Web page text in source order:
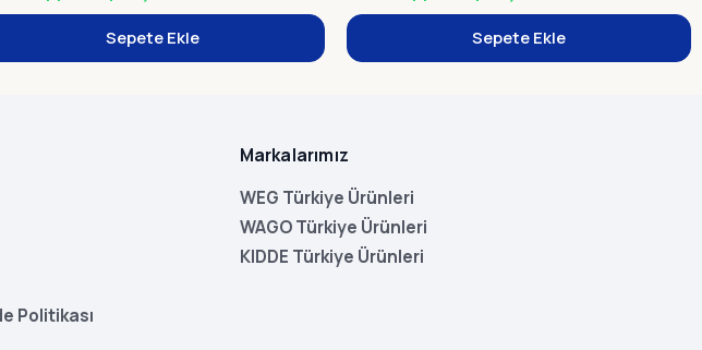
Sepete Ekle
Sepete Ekle
Politikası
Markalarımız
WEG Türkiye Ürünleri
WAGO Türkiye Ürünleri
KIDDE Türkiye Ürünleri